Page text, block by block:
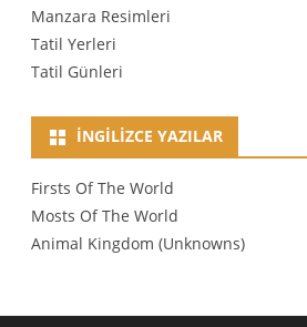
Manzara Resimleri
Tatil Yerleri
Tatil Günleri
İNGILIZCE YAZILAR
Firsts Of The World
Mosts Of The World
Animal Kingdom (Unknowns)